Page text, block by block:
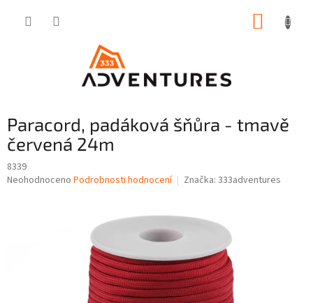
Paracord, padáková šňůra - tmavě
červená 24m
8339
Průměrné
Neohodnoceno Podrobnosti hodnocení Značka: 333adventures